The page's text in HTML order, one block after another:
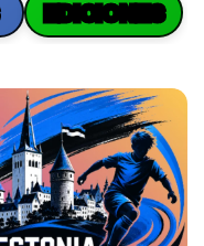
EDICIONES